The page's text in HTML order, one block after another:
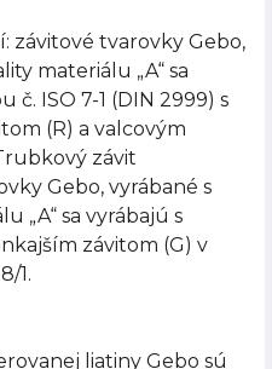
závitové tvarovky Gebo,
materiálu „A“ sa
č. ISO 7-1 (DIN 2999) s
(R) a valcovým
závit
Gebo, vyrábané s
„A“ sa vyrábajú s
závitom (G) v
1.
liatiny Gebo sú